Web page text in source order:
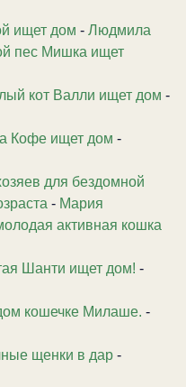
ищет дом - Людмила
пес Мишка ищет
кот Валли ищет дом -
Кофе ищет дом -
для бездомной
- Мария
активная кошка
Шанти ищет дом! -
кошечке Милаше. -
щенки в дар -